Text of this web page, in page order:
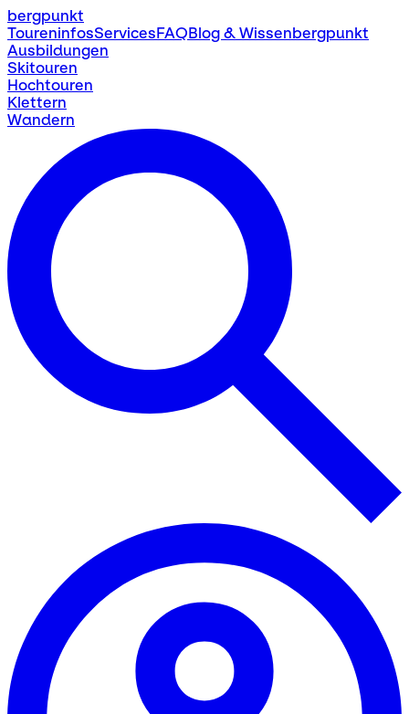
bergpunkt
ToureninfosServicesFAQBlog & Wissenbergpunkt
Ausbildungen
Skitouren
Hochtouren
Klettern
Wandern